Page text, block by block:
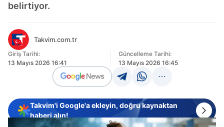
belirtiyor.
Takvim.com.tr
Giriş Tarihi:
13 Mayıs 2026 16:41
Güncelleme Tarihi:
13 Mayıs 2026 16:45
Takvim'i Google'a ekleyin, doğru kaynaktan
haberi alın!